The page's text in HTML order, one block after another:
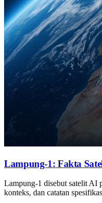
Lampung-1: Fakta
Lampung-1 disebut satelit AI
konteks, dan catatan